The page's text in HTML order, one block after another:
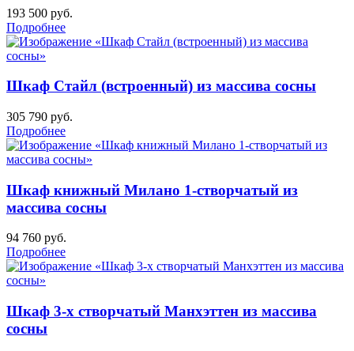
193 500 руб.
Подробнее
Шкаф Стайл (встроенный) из массива сосны
305 790 руб.
Подробнее
Шкаф книжный Милано 1-створчатый из
массива сосны
94 760 руб.
Подробнее
Шкаф 3-х створчатый Манхэттен из массива
сосны